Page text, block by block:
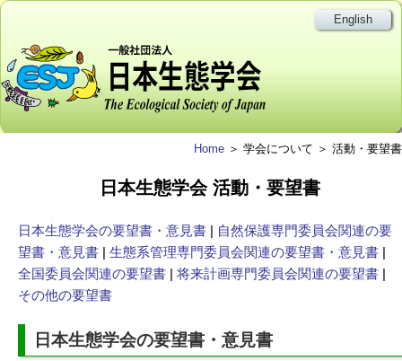
English
Home ＞ 学会について ＞ 活動・要望書
日本生態学会 活動・要望書
日本生態学会の要望書・意見書 | 自然保護専門委員会関連の要
望書・意見書 | 生態系管理専門委員会関連の要望書・意見書 |
全国委員会関連の要望書 | 将来計画専門委員会関連の要望書 |
その他の要望書
日本生態学会の要望書・意見書